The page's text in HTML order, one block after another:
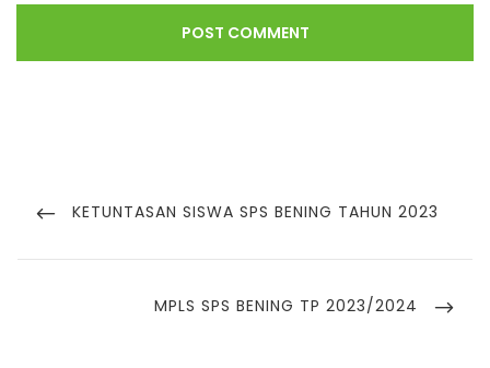
KETUNTASAN SISWA SPS BENING TAHUN 2023
MPLS SPS BENING TP 2023/2024